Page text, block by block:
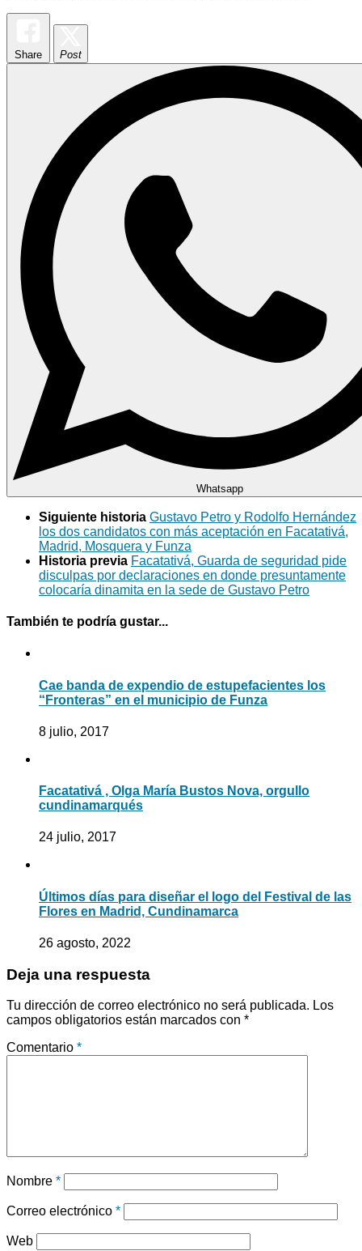
Share Post
Whatsapp
Siguiente historia Gustavo Petro y Rodolfo Hernández
los dos candidatos con más aceptación en Facatativá,
Madrid, Mosquera y Funza
Historia previa Facatativá, Guarda de seguridad pide
disculpas por declaraciones en donde presuntamente
colocaría dinamita en la sede de Gustavo Petro
También te podría gustar...
Cae banda de expendio de estupefacientes los
“Fronteras” en el municipio de Funza
8 julio, 2017
Facatativá , Olga María Bustos Nova, orgullo
cundinamarqués
24 julio, 2017
Últimos días para diseñar el logo del Festival de las
Flores en Madrid, Cundinamarca
26 agosto, 2022
Deja una respuesta
Tu dirección de correo electrónico no será publicada. Los
campos obligatorios están marcados con *
Comentario *
Nombre *
Correo electrónico *
Web